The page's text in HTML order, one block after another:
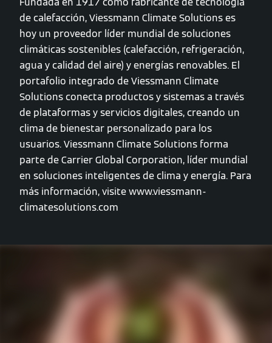
de calefacción, Viessmann Climate Solutions es
hoy un proveedor líder mundial de soluciones
climáticas sostenibles (calefacción, refrigeración,
agua y calidad del aire) y energías renovables. El
portafolio integrado de Viessmann Climate
Solutions conecta productos y sistemas a través
de plataformas y servicios digitales, creando un
clima de bienestar personalizado para los
usuarios. Viessmann Climate Solutions forma
parte de Carrier Global Corporation, líder mundial
en soluciones inteligentes de clima y energía. Para
más información, visite www.viessmann-
climatesolutions.com